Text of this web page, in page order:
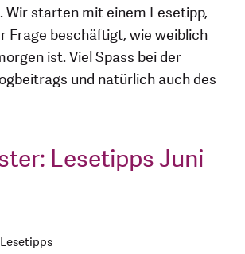
Wir starten mit einem Lesetipp,
Frage beschäftigt, wie weiblich
ist. Viel Spass bei der
und natürlich auch des
Lesetipps Juni
Lesetipps